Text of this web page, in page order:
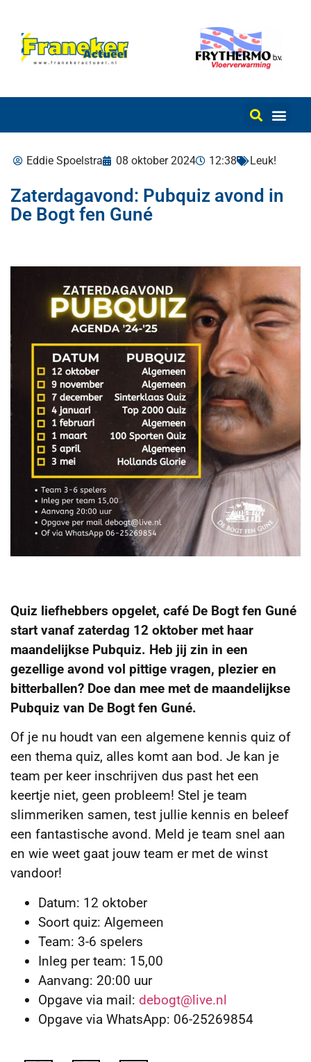
Eddie Spoelstra 08 oktober 2024 12:38 Leuk!
Zaterdagavond: Pubquiz avond in
De Bogt fen Guné
Quiz liefhebbers opgelet, café De Bogt fen Guné
start vanaf zaterdag 12 oktober met haar
maandelijkse Pubquiz. Heb jij zin in een
gezellige avond vol pittige vragen, plezier en
bitterballen? Doe dan mee met de maandelijkse
Pubquiz van De Bogt fen Guné.
Of je nu houdt van een algemene kennis quiz of
een thema quiz, alles komt aan bod. Je kan je
team per keer inschrijven dus past het een
keertje niet, geen probleem! Stel je team
slimmeriken samen, test jullie kennis en beleef
een fantastische avond. Meld je team snel aan
en wie weet gaat jouw team er met de winst
vandoor!
Datum: 12 oktober
Soort quiz: Algemeen
Team: 3-6 spelers
Inleg per team: 15,00
Aanvang: 20:00 uur
Opgave via mail: debogt@live.nl
Opgave via WhatsApp: 06-25269854